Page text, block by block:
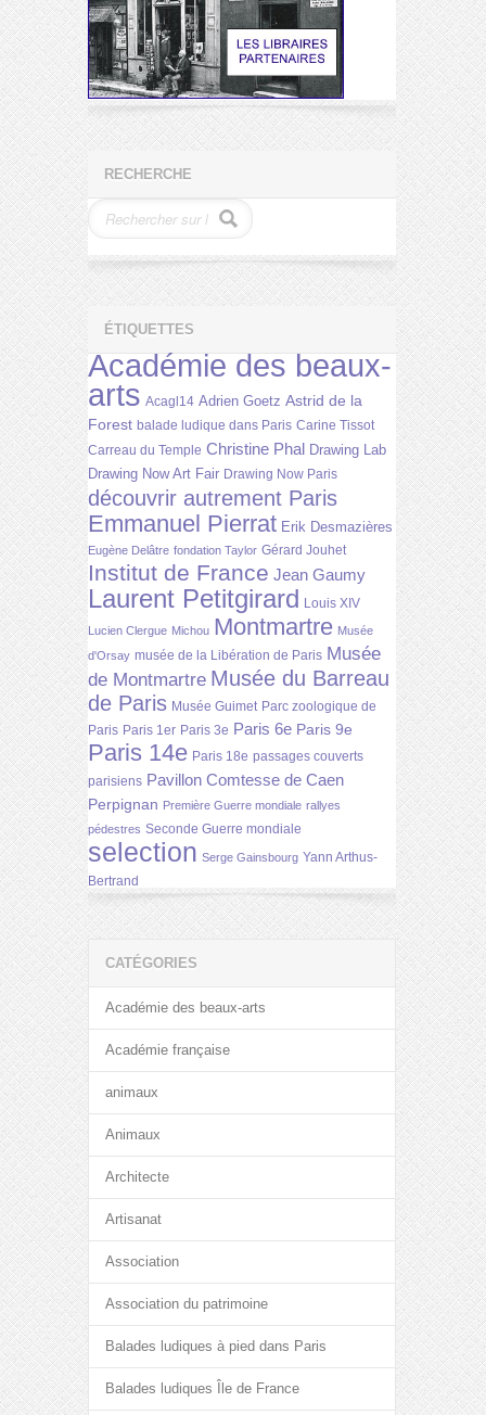
RECHERCHE
ÉTIQUETTES
Académie des beaux-
arts Acagl14 Adrien Goetz Astrid de la
Forest balade ludique dans Paris Carine Tissot
Carreau du Temple Christine Phal Drawing Lab
Drawing Now Art Fair Drawing Now Paris
découvrir autrement Paris
Emmanuel Pierrat Erik Desmazières
Eugène Delâtre fondation Taylor Gérard Jouhet
Institut de France Jean Gaumy
Laurent Petitgirard Louis XIV
Lucien Clergue Michou Montmartre Musée
d'Orsay musée de la Libération de Paris Musée
de Montmartre Musée du Barreau
de Paris Musée Guimet Parc zoologique de
Paris Paris 1er Paris 3e Paris 6e Paris 9e
Paris 14e Paris 18e passages couverts
parisiens Pavillon Comtesse de Caen
Perpignan Première Guerre mondiale rallyes
pédestres Seconde Guerre mondiale
selection Serge Gainsbourg Yann Arthus-
Bertrand
CATÉGORIES
Académie des beaux-arts
Académie française
animaux
Animaux
Architecte
Artisanat
Association
Association du patrimoine
Balades ludiques à pied dans Paris
Balades ludiques Île de France